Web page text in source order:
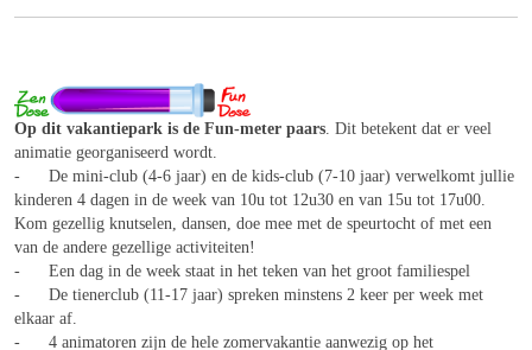
Op dit vakantiepark is de Fun-meter paars. Dit betekent dat er veel
animatie georganiseerd wordt.
- De mini-club (4-6 jaar) en de kids-club (7-10 jaar) verwelkomt jullie
kinderen 4 dagen in de week van 10u tot 12u30 en van 15u tot 17u00.
Kom gezellig knutselen, dansen, doe mee met de speurtocht of met een
van de andere gezellige activiteiten!
- Een dag in de week staat in het teken van het groot familiespel
- De tienerclub (11-17 jaar) spreken minstens 2 keer per week met
elkaar af.
- 4 animatoren zijn de hele zomervakantie aanwezig op het